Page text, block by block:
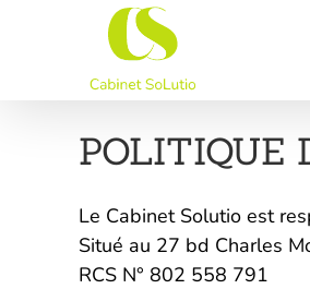
POLITIQUE
Le Cabinet Solutio est
Situé au 27 bd Charles
RCS N° 802 558 791